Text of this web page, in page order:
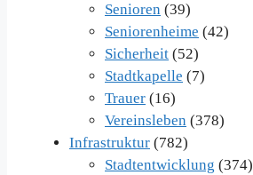
Senioren (39)
Seniorenheime (42)
Sicherheit (52)
Stadtkapelle (7)
Trauer (16)
Vereinsleben (378)
Infrastruktur (782)
Stadtentwicklung (374)